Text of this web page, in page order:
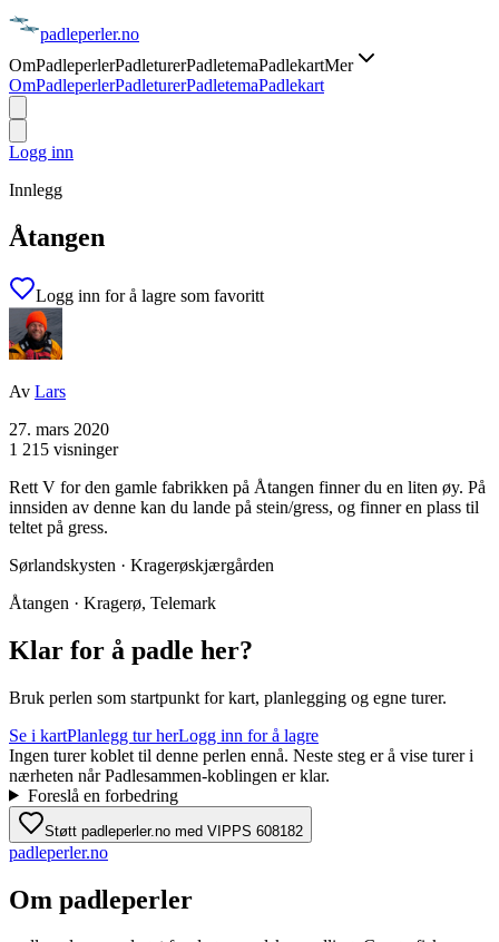
padleperler.no
OmPadleperlerPadleturerPadletemaPadlekartMer
OmPadleperlerPadleturerPadletemaPadlekart
Logg inn
Innlegg
Åtangen
Logg inn for å lagre som favoritt
Av Lars
27. mars 2020
1 215 visninger
Rett V for den gamle fabrikken på Åtangen finner du en liten øy. På
innsiden av denne kan du lande på stein/gress, og finner en plass til
teltet på gress.
Sørlandskysten · Kragerøskjærgården
Åtangen · Kragerø, Telemark
Klar for å padle her?
Bruk perlen som startpunkt for kart, planlegging og egne turer.
Se i kartPlanlegg tur herLogg inn for å lagre
Ingen turer koblet til denne perlen ennå. Neste steg er å vise turer i
nærheten når Padlesammen-koblingen er klar.
Foreslå en forbedring
Støtt padleperler.no med VIPPS 608182
padleperler.no
Om padleperler